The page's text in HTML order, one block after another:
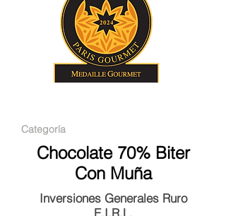
Categoría
Chocolate 70% Biter
Con Muña
Inversiones Generales Ruro
E.I.R.L.